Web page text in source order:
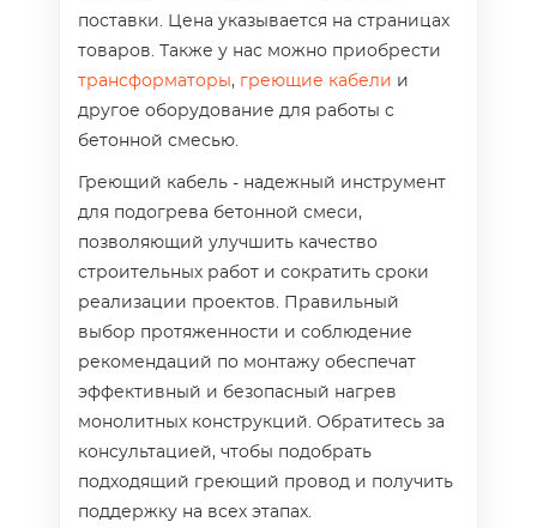
поставки. Цена указывается на страницах
товаров. Также у нас можно приобрести
трансформаторы, греющие кабели и
другое оборудование для работы с
бетонной смесью.
Греющий кабель - надежный инструмент
для подогрева бетонной смеси,
позволяющий улучшить качество
строительных работ и сократить сроки
реализации проектов. Правильный
выбор протяженности и соблюдение
рекомендаций по монтажу обеспечат
эффективный и безопасный нагрев
монолитных конструкций. Обратитесь за
консультацией, чтобы подобрать
подходящий греющий провод и получить
поддержку на всех этапах.